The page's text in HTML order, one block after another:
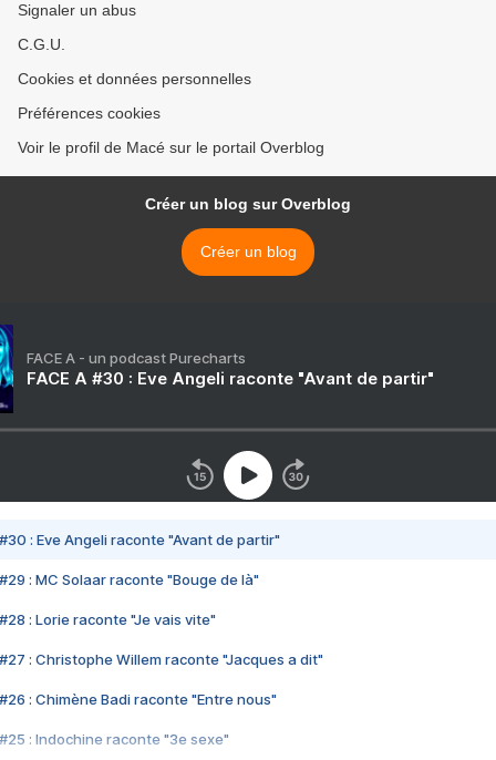
Signaler un abus
C.G.U.
Cookies et données personnelles
Préférences cookies
Voir le profil de Macé sur le portail Overblog
Créer un blog sur Overblog
Créer un blog
FACE A - un podcast Purecharts
FACE A #30 : Eve Angeli raconte "Avant de partir"
#30 : Eve Angeli raconte "Avant de partir"
#29 : MC Solaar raconte "Bouge de là"
#28 : Lorie raconte "Je vais vite"
#27 : Christophe Willem raconte "Jacques a dit"
#26 : Chimène Badi raconte "Entre nous"
#25 : Indochine raconte "3e sexe"